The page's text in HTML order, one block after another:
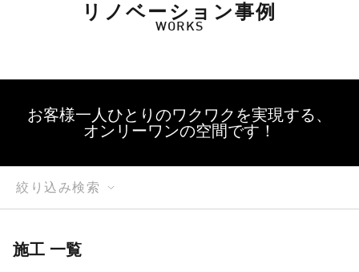
リノベーション事例
WORKS
お客様一人ひとりのワクワクを実現する、
オンリーワンの空間です！
絞り込み検索
施工 一覧